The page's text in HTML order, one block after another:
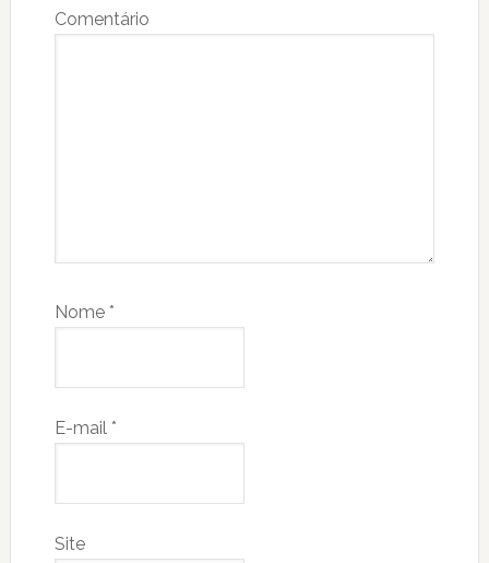
Comentário
Nome *
E-mail *
Site